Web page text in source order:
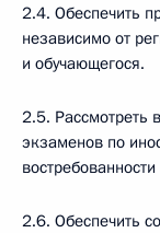
2.4. Обеспечить
независимо от
и обучающегося.
2.5. Рассмотреть
экзаменов по
2.6. Обеспечить